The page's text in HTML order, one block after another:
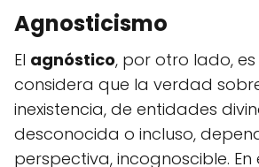
Agnosticismo
El agnóstico, por otro lado,
considera que la verdad
inexistencia, de entidades
desconocida o incluso,
perspectiva, incognoscible. En